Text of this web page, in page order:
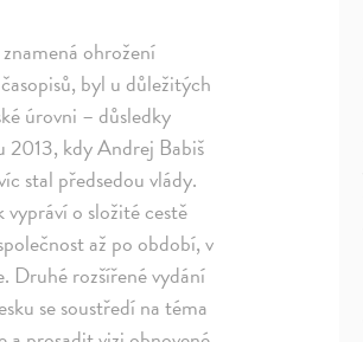
ohrožení
byl u důležitých
úrovni – důsledky
2013, kdy Andrej Babiš
stal předsedou vlády.
o složité cestě
až po období, v
Druhé rozšířené vydání
se soustředí na téma